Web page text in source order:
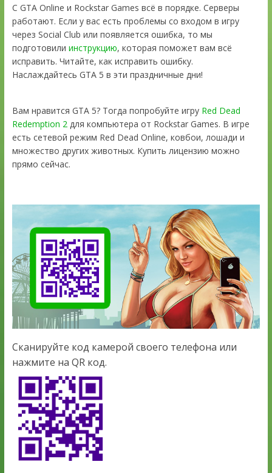
С GTA Online и Rockstar Games всё в порядке. Серверы
работают. Если у вас есть проблемы со входом в игру
через Social Club или появляется ошибка, то мы
подготовили инструкцию, которая поможет вам всё
исправить. Читайте, как исправить ошибку.
Наслаждайтесь GTA 5 в эти праздничные дни!
Вам нравится GTA 5? Тогда попробуйте игру Red Dead
Redemption 2 для компьютера от Rockstar Games. В игре
есть сетевой режим Red Dead Online, ковбои, лошади и
множество других животных. Купить лицензию можно
прямо сейчас.
Сканируйте код камерой своего телефона или
нажмите на QR код.